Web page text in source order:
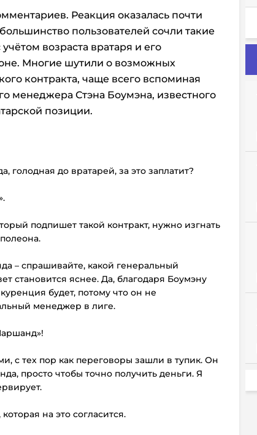
Реакция оказалась почти
пользователей сочли такие
возраста вратаря и его
Многие шутили о возможных
контракта, чаще всего вспоминая
менеджера Стэна Боумэна, известного
позиции.
голодная до вратарей, за это заплатит?
подпишет такой контракт, нужно изгнать
– спрашивайте, какой генеральный
становится яснее. Да, благодаря Боумэну
будет, потому что он не
менеджер в лиге.
с тех пор как переговоры зашли в тупик. Он
просто чтобы точно получить деньги. Я
на это согласится.